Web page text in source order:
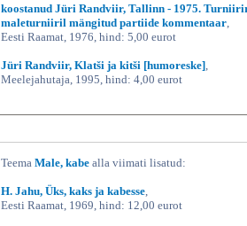
koostanud Jüri Randviir, Tallinn - 1975.
maleturniiril mängitud partiide kommentaar
Eesti Raamat, 1976, hind: 5,00 eurot
Jüri Randviir, Klatši ja kitši [humoreske]
Meelejahutaja, 1995, hind: 4,00 eurot
Teema Male, kabe alla viimati lisatud:
H. Jahu, Üks, kaks ja kabesse
Eesti Raamat, 1969, hind: 12,00 eurot